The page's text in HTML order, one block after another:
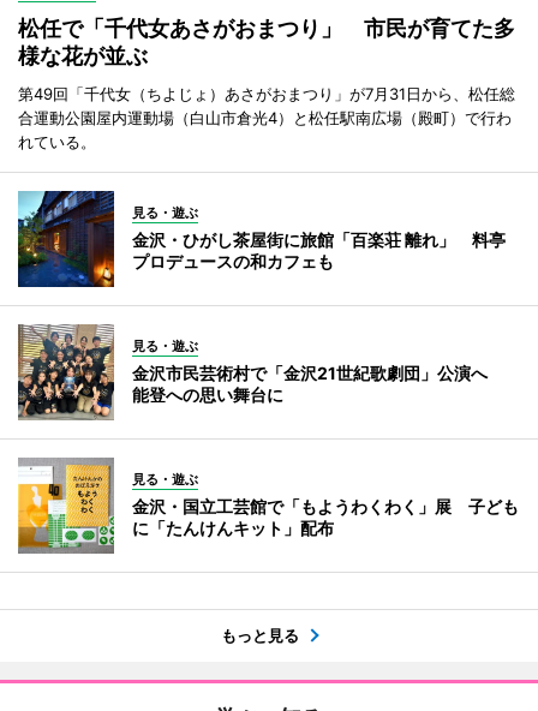
松任で「千代女あさがおまつり」 市民が育てた多
様な花が並ぶ
第49回「千代女（ちよじょ）あさがおまつり」が7月31日から、松任総
合運動公園屋内運動場（白山市倉光4）と松任駅南広場（殿町）で行わ
れている。
見る・遊ぶ
金沢・ひがし茶屋街に旅館「百楽荘 離れ」 料亭
プロデュースの和カフェも
見る・遊ぶ
金沢市民芸術村で「金沢21世紀歌劇団」公演へ
能登への思い舞台に
見る・遊ぶ
金沢・国立工芸館で「もようわくわく」展 子ども
に「たんけんキット」配布
もっと見る